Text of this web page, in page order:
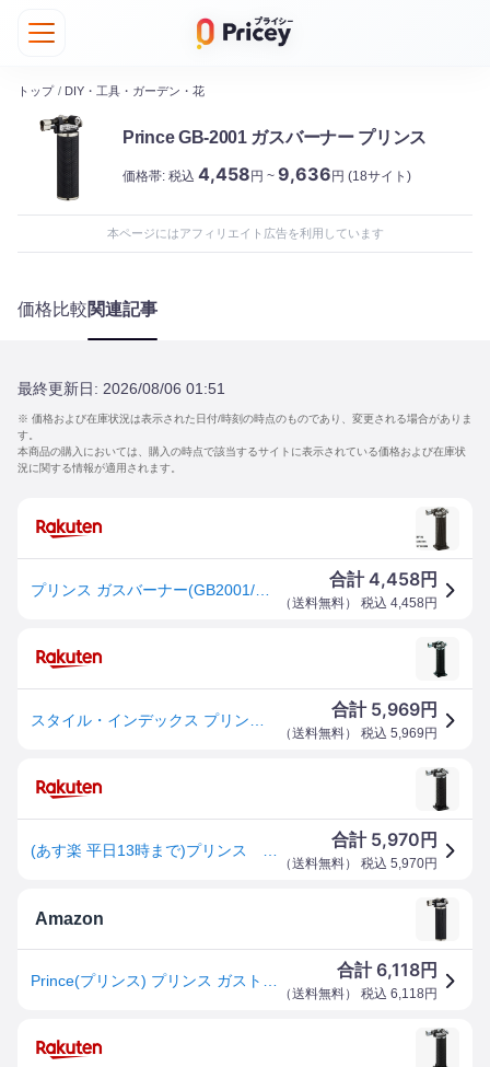
トップ / DIY・工具・ガーデン・花
Prince GB-2001 ガスバーナー プリンス
価格帯: 税込 4,458 円 ~ 9,636 円 (18サイト)
本ページにはアフィリエイト広告を利用しています
価格比較関連記事
最終更新日: 2026/08/06 01:51
※ 価格および在庫状況は表示された日付/時刻の時点のものであり、変更される場合がありま
す。
本商品の購入においては、購入の時点で該当するサイトに表示されている価格および在庫状
況に関する情報が適用されます。
合計4,458円
（送料無料） 税込 4,458 円
合計 5,969円
（送料無料） 税込 5,969 円
合計 5,970 円
（送料無料） 税込 5,970円
Amazon
合計6,118円
（送料無料） 税込 6,118 円